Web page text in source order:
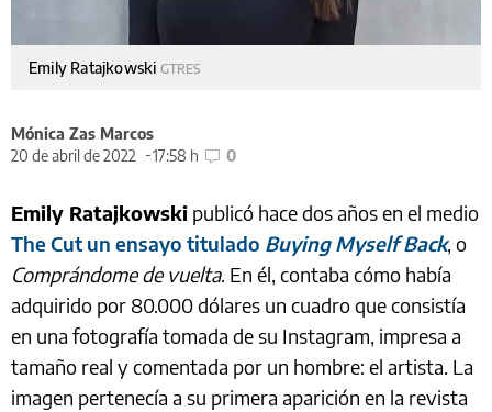
Emily Ratajkowski GTRES
Mónica Zas Marcos
20 de abril de 2022
17:58 h 0
Emily Ratajkowski publicó hace dos años en el medio
The Cut un ensayo titulado Buying Myself Back, o
Comprándome de vuelta. En él, contaba cómo había
adquirido por 80.000 dólares un cuadro que consistía
en una fotografía tomada de su Instagram, impresa a
tamaño real y comentada por un hombre: el artista. La
imagen pertenecía a su primera aparición en la revista